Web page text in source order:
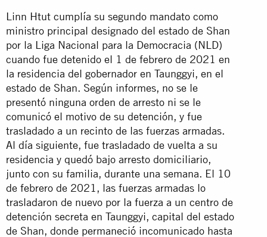
Linn Htut cumplía su segundo mandato como
ministro principal designado del estado de Shan
por la Liga Nacional para la Democracia (NLD)
cuando fue detenido el 1 de febrero de 2021 en
la residencia del gobernador en Taunggyi, en el
estado de Shan. Según informes, no se le
presentó ninguna orden de arresto ni se le
comunicó el motivo de su detención, y fue
trasladado a un recinto de las fuerzas armadas.
Al día siguiente, fue trasladado de vuelta a su
residencia y quedó bajo arresto domiciliario,
junto con su familia, durante una semana. El 10
de febrero de 2021, las fuerzas armadas lo
trasladaron de nuevo por la fuerza a un centro de
detención secreta en Taunggyi, capital del estado
de Shan, donde permaneció incomunicado hasta